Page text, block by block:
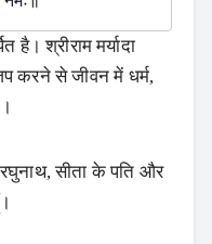
है। श्रीराम मर्यादा
करने से जीवन में धर्म,
सीता के पति और